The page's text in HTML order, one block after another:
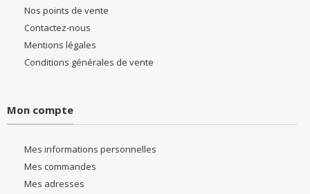
Nos points de vente
Contactez-nous
Mentions légales
Conditions générales de vente
Mon compte
Mes informations personnelles
Mes commandes
Mes adresses